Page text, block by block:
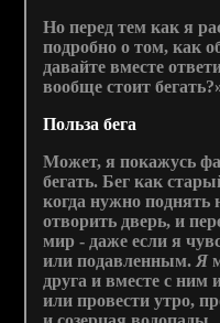
Но перед тем как я
подробно о том, как
давайте вместе
вообще стоит
Польза бега
Может, я покажусь
бегать. Бег как
когда нужно поднять
отворить дверь, и
мир - даже если я
или подавленным. Я
друга и вместе с ним
или провести утро,